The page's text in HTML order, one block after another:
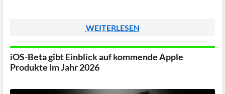
WEITERLESEN
iOS-Beta gibt Einblick auf kommende Apple
Produkte im Jahr 2026